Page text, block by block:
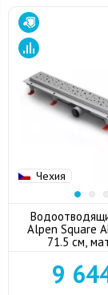
Чехия
Alpen Square
71.5 см,
9